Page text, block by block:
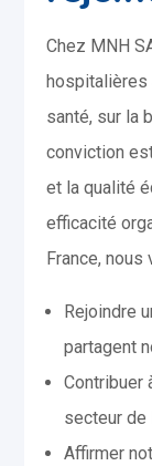
Chez MNH
santé, sur la
conviction
et la qualité
efficacité
France, nous
Rejoindre
partagent
Contribuer
secteur de
Affirmer